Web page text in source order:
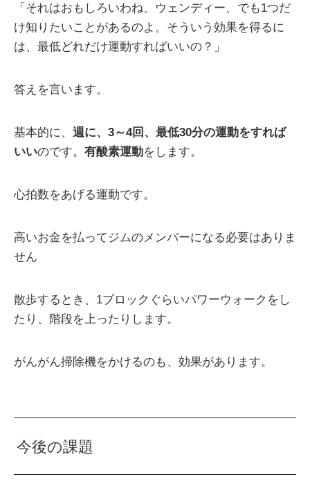
「それはおもしろいわね、ウェンディー、でも1つだ
け知りたいことがあるのよ。そういう効果を得るに
は、最低どれだけ運動すればいいの？」
答えを言います。
基本的に、 週に、3～4回、最低30分の運動をすれば
いいのです。 有酸素運動をします。
心拍数をあげる運動です。
高いお金を払ってジムのメンバーになる必要はありま
せん
散歩するとき、1ブロックぐらいパワーウォークをし
たり、階段を上ったりします。
がんがん掃除機をかけるのも、効果があります。
今後の課題